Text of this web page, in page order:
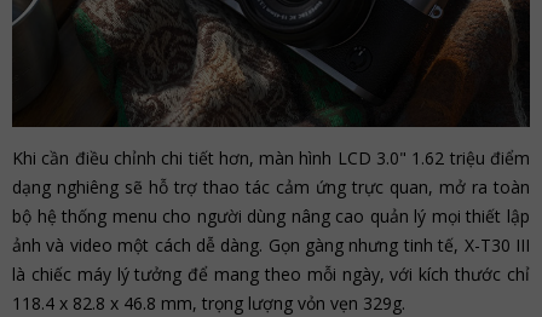
Khi cần điều chỉnh chi tiết hơn, màn hình LCD 3.0" 1.62 triệu điểm
dạng nghiêng sẽ hỗ trợ thao tác cảm ứng trực quan, mở ra toàn
bộ hệ thống menu cho người dùng nâng cao quản lý mọi thiết lập
ảnh và video một cách dễ dàng. Gọn gàng nhưng tinh tế, X-T30 III
là chiếc máy lý tưởng để mang theo mỗi ngày, với kích thước chỉ
118.4 x 82.8 x 46.8 mm, trọng lượng vỏn vẹn 329g.